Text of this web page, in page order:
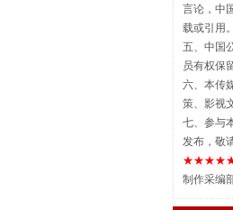
言论，中
载或引用。
五、中国
员有权保
六、本传
策、影视
七、参与
发布，敬
制作采编